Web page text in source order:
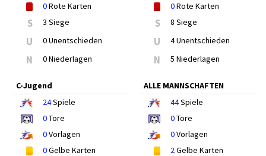
0Rote Karten
S 3 Siege
U 0 Unentschieden
N 0 Niederlagen
0Rote Karten
S 8 Siege
U 4 Unentschieden
N 5 Niederlagen
C-Jugend
24Spiele
0Tore
0Vorlagen
0Gelbe Karten
ALLE MANNSCHAFTEN
44Spiele
0Tore
0Vorlagen
2Gelbe Karten